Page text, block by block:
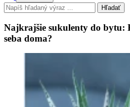
Hľadať
Najkrajšie sukulenty do bytu:
seba doma?